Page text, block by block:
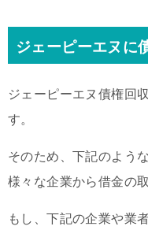
ジェーピーエヌに
ジェーピーエヌ債権回
す。
そのため、下記のよう
様々な企業から借金の
もし、下記の企業や業